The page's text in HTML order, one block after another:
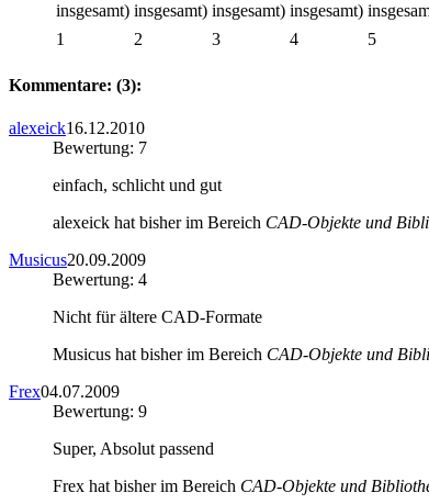
1 2 3 4 5
Kommentare: (3):
alexeick16.12.2010
Bewertung: 7
einfach, schlicht und gut
alexeick hat bisher im Bereich CAD-Objekte und
Musicus20.09.2009
Bewertung: 4
Nicht für ältere CAD-Formate
Musicus hat bisher im Bereich CAD-Objekte und
Frex04.07.2009
Bewertung: 9
Super, Absolut passend
Frex hat bisher im Bereich CAD-Objekte und